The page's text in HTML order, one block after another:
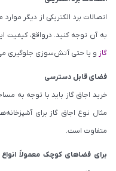
اتصالات برد الکتریکی از دیگر
به آن توجه کنید. درواقع، کیفیت
گاز و یا حتی آتش‌سوزی جلوگیری
فضای قابل دسترسی
خرید اجاق گاز باید با توجه به
مثال نوع اجاق گاز برای
متفاوت است.
برای فضاهای کوچک معمولاً